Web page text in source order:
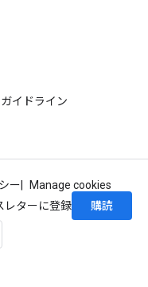
イドライン
ー
Manage cookies
レターに登録
購読